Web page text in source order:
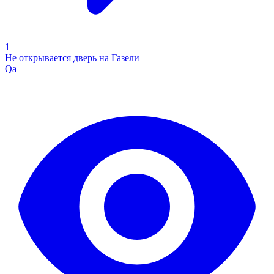
1
Не открывается дверь на Газели
Qa